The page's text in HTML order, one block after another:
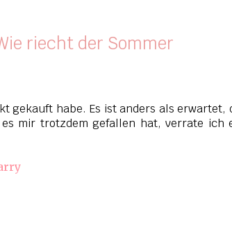
riecht der Sommer
gekauft habe. Es ist anders als erwartet,
mir trotzdem gefallen hat, verrate ich